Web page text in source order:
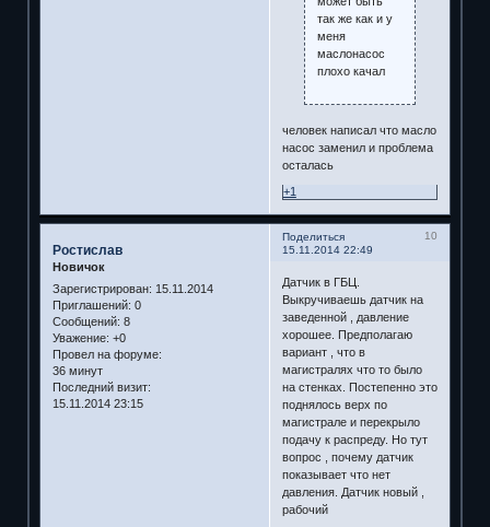
так же как и у
меня
маслонасос
плохо качал
человек написал что масло
насос заменил и проблема
осталась
+1
Поделиться
10
15.11.2014 22:49
Ростислав
Новичок
Зарегистрирован: 15.11.2014
Приглашений: 0
Сообщений: 8
Уважение: +0
Провел на форуме:
36 минут
Последний визит:
15.11.2014 23:15
Датчик в ГБЦ.
Выкручиваешь датчик на
заведенной , давление
хорошее. Предполагаю
вариант , что в
магистралях что то было
на стенках. Постепенно это
поднялось верх по
магистрале и перекрыло
подачу к распреду. Но тут
вопрос , почему датчик
показывает что нет
давления. Датчик новый ,
рабочий